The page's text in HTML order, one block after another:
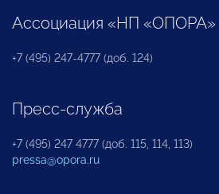
Ассоциация «НП «ОПОРА»
+7 (495) 247-4777 (доб. 124)
Пресс-служба
+7 (495) 247 4777 (доб. 115, 114, 113)
pressa@opora.ru